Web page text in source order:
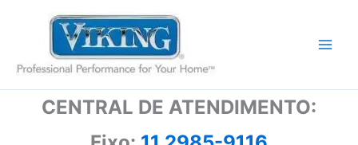
conteúdo
CENTRAL DE ATENDIMENTO: